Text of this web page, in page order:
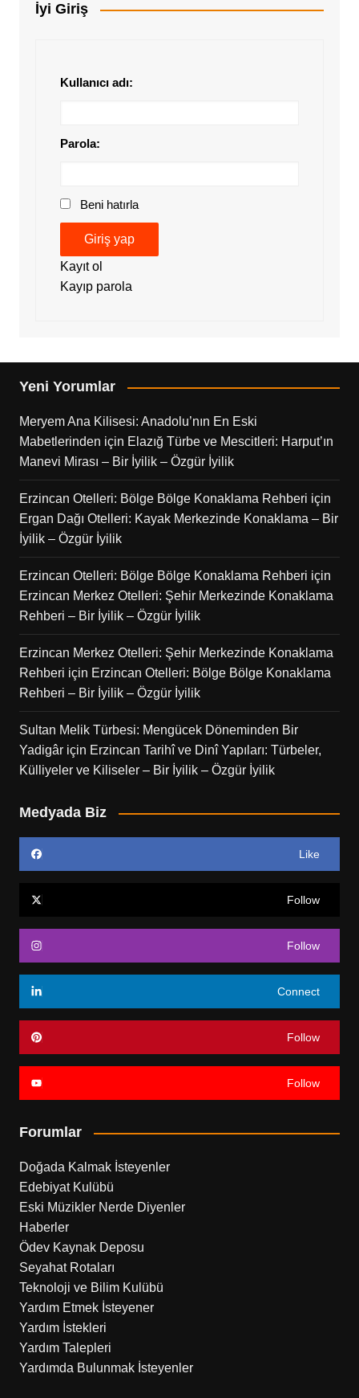
İyi Giriş
Kullanıcı adı:
Parola:
Beni hatırla
Giriş yap
Kayıt ol
Kayıp parola
Yeni Yorumlar
Meryem Ana Kilisesi: Anadolu’nın En Eski
Mabetlerinden için Elazığ Türbe ve Mescitleri: Harput’ın
Manevi Mirası – Bir İyilik – Özgür İyilik
Erzincan Otelleri: Bölge Bölge Konaklama Rehberi için
Ergan Dağı Otelleri: Kayak Merkezinde Konaklama – Bir
İyilik – Özgür İyilik
Erzincan Otelleri: Bölge Bölge Konaklama Rehberi için
Erzincan Merkez Otelleri: Şehir Merkezinde Konaklama
Rehberi – Bir İyilik – Özgür İyilik
Erzincan Merkez Otelleri: Şehir Merkezinde Konaklama
Rehberi için Erzincan Otelleri: Bölge Bölge Konaklama
Rehberi – Bir İyilik – Özgür İyilik
Sultan Melik Türbesi: Mengücek Döneminden Bir
Yadigâriçin Erzincan Tarihî ve Dinî Yapıları: Türbeler,
Külliyeler ve Kiliseler – Bir İyilik – Özgür İyilik
Medyada Biz
Like
Follow
Follow
Connect
Follow
Follow
Forumlar
Doğada Kalmak İsteyenler
Edebiyat Kulübü
Eski Müzikler Nerde Diyenler
Haberler
Ödev Kaynak Deposu
Seyahat Rotaları
Teknoloji ve Bilim Kulübü
Yardım Etmek İsteyener
Yardım İstekleri
Yardım Talepleri
Yardımda Bulunmak İsteyenler